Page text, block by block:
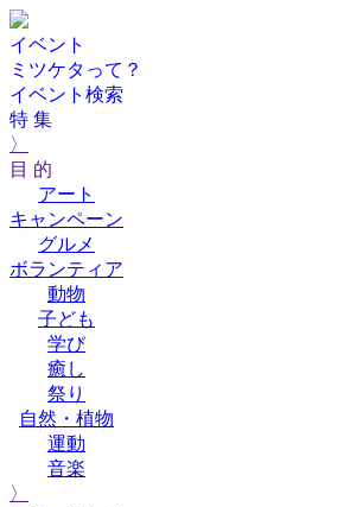
イベント
ミツケタって？
イベント検索
特 集
〉
目 的
アート
キャンペーン
グルメ
ボランティア
動物
子ども
学び
癒し
祭り
自然・植物
運動
音楽
〉